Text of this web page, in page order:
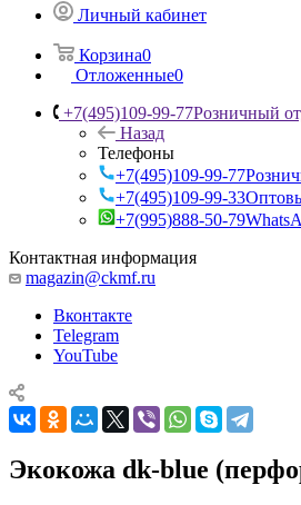
Личный кабинет
Корзина0
Отложенные0
+7(495)109-99-77Розничный
Назад
Телефоны
+7(495)109-99-77
+7(495)109-99-33
+7(995)888-50-79
Контактная информация
magazin@ckmf.ru
Вконтакте
Telegram
YouTube
Экокожа dk-blue